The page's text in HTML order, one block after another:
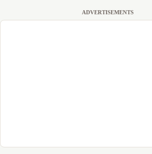
ADVERTISEMENTS